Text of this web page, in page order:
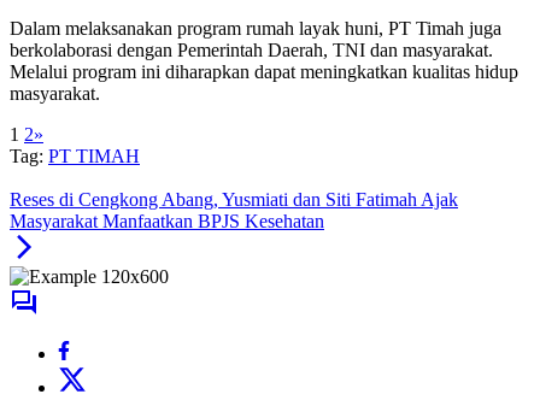
Dalam melaksanakan program rumah layak huni, PT Timah juga
berkolaborasi dengan Pemerintah Daerah, TNI dan masyarakat.
Melalui program ini diharapkan dapat meningkatkan kualitas hidup
masyarakat.
1 2»
Tag: PT TIMAH
Reses di Cengkong Abang, Yusmiati dan Siti Fatimah Ajak
Masyarakat Manfaatkan BPJS Kesehatan